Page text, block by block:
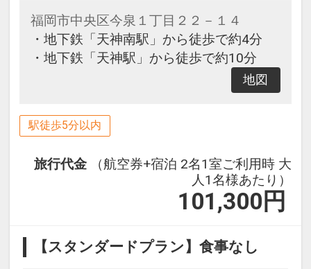
福岡市中央区今泉１丁目２２－１４
・地下鉄「天神南駅」から徒歩で約4分
・地下鉄「天神駅」から徒歩で約10分
地図
駅徒歩5分以内
旅行代金
（航空券+宿泊 2名1室ご利用時 大
人1名様あたり）
101,300 円
【スタンダードプラン】食事なし